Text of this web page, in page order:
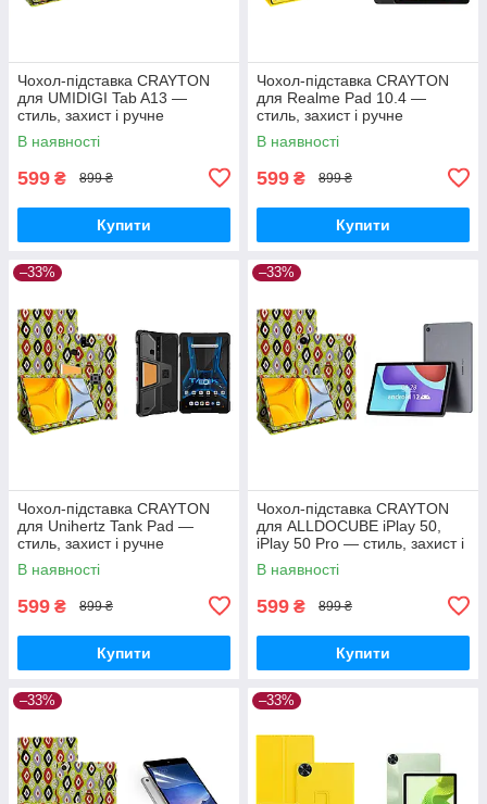
Чохол-підставка CRAYTON
для UMIDIGI Tab A13 —
стиль, захист і ручне
збирання, колір Камні
В наявності
599 ₴ 899 ₴
Купити
Чохол-підставка CRAYTON
для Realme Pad 10.4 —
стиль, захист і ручне
збирання, колір Жовтий
В наявності
599 ₴ 899 ₴
Купити
–33%
Чохол-підставка CRAYTON
для Unihertz Tank Pad —
стиль, захист і ручне
збирання, колір Камні
В наявності
599 ₴ 899 ₴
Купити
–33%
Чохол-підставка CRAYTON
для ALLDOCUBE iPlay 50,
iPlay 50 Pro — стиль, захист і
ручне збирання, колір Камні
В наявності
599 ₴ 899 ₴
Купити
–33% –33%